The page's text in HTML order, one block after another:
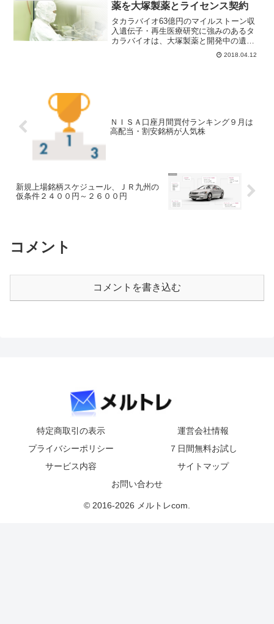
薬を大塚製薬とライセンス契約
タカラバイオ63億円のマイルストーン収
入遺伝子・再生医療研究に強みのあるタ
カラバイオは、大塚製薬と開発中の遺伝
子治療薬「CRT-T」をライセンス契約す
ると発表。今後は独占的に同社が治療薬
2018.04.12
ＮＩＳＡ口座月間買付ランキング９月は
高配当・割安銘柄が人気株
新規上場銘柄スケジュール、ＪＲ九州の
仮条件２４００円～２６００円
コメント
コメントを書き込む
特定商取引の表示
運営会社情報
プライバシーポリシー
７日間無料お試し
サービス内容
サイトマップ
お問い合わせ
© 2016-2026 メルトレcom.